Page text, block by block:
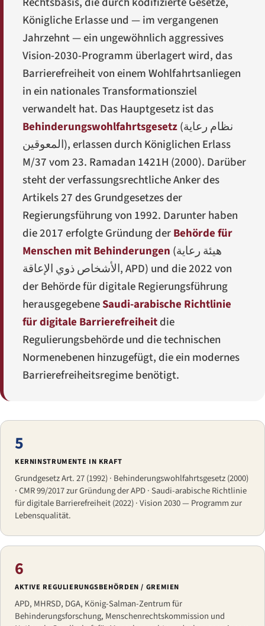
Königliche Erlasse und — im vergangenen
Jahrzehnt — ein ungewöhnlich aggressives
Vision-2030-Programm überlagert wird, das
Barrierefreiheit von einem Wohlfahrtsanliegen
in ein nationales Transformationsziel
verwandelt hat. Das Hauptgesetz ist das
Behinderungswohlfahrtsgesetz(نظام رعاية
المعوقين), erlassen durch Königlichen Erlass
M/37 vom 23. Ramadan 1421H (2000). Darüber
steht der verfassungsrechtliche Anker des
Artikels 27 des Grundgesetzes der
Regierungsführung von 1992. Darunter haben
die 2017 erfolgte Gründung derBehörde für
Menschen mit Behinderungen (هيئة رعاية
الأشخاص ذوي الإعاقة, APD) und die 2022 von
der Behörde für digitale Regierungsführung
herausgegebeneSaudi-arabische Richtlinie
für digitale Barrierefreiheitdie
Regulierungsbehörde und die technischen
Normenebenen hinzugefügt, die ein modernes
Barrierefreiheitsregime benötigt.
5
KERNINSTRUMENTE IN KRAFT
Grundgesetz Art. 27 (1992) · Behinderungswohlfahrtsgesetz (2000)
· CMR 99/2017 zur Gründung der APD · Saudi-arabische Richtlinie
für digitale Barrierefreiheit (2022) · Vision 2030 — Programm zur
Lebensqualität.
6
AKTIVE REGULIERUNGSBEHÖRDEN / GREMIEN
APD, MHRSD, DGA, König-Salman-Zentrum für
Behinderungsforschung, Menschenrechtskommission und